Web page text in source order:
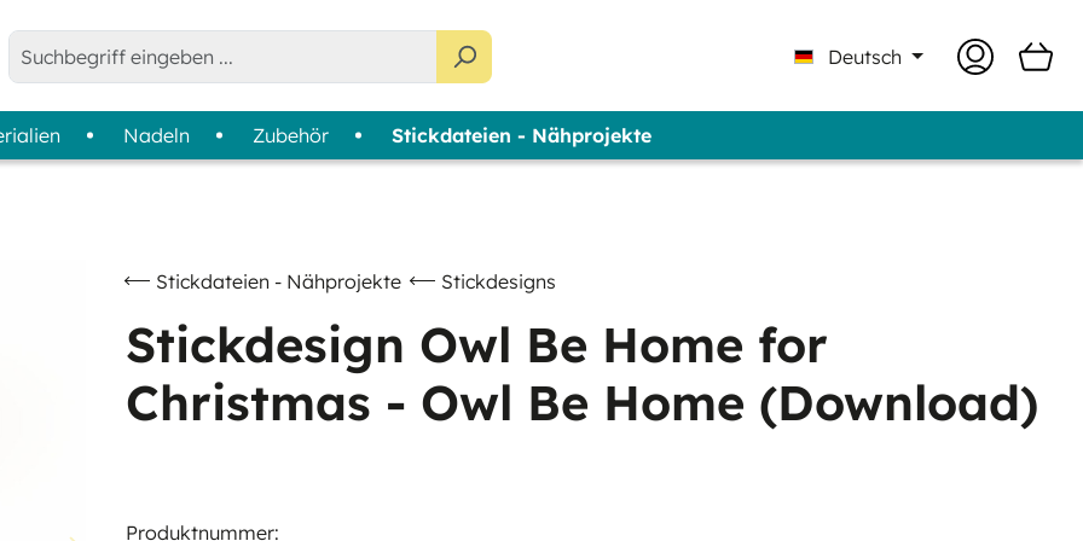
Deutsch
Nadeln Zubehör
Stickdateien - Nähprojekte
Nähen
Quilten & Patchwork
Handsticken
Garnsets
Garnkoffer - Slimline Boxen
Stickdateien - Nähprojekte Stickdesigns
Stickdesign Owl Be Home for
Christmas - Owl Be Home (Download)
Produktnummer: